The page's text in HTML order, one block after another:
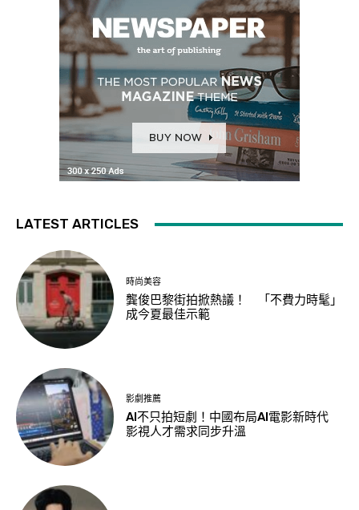
LATEST ARTICLES
時尚美容
龔俊巴黎街拍掀熱議！ 「不費力時髦」
成今夏最佳示範
影劇推薦
AI不只拍短劇！中國布局AI電影新時代
影視人才需求同步升溫